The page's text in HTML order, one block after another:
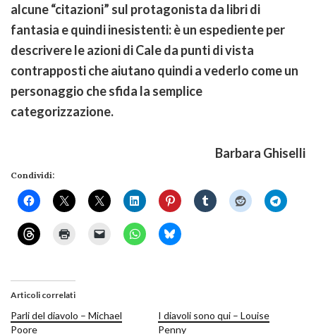
alcune “citazioni” sul protagonista da libri di
fantasia e quindi inesistenti: è un espediente per
descrivere le azioni di Cale da punti di vista
contrapposti che aiutano quindi a vederlo come un
personaggio che sfida la semplice
categorizzazione.
Barbara Ghiselli
Condividi:
Articoli correlati
Parli del diavolo – Michael
Poore
I diavoli sono qui – Louise
Penny